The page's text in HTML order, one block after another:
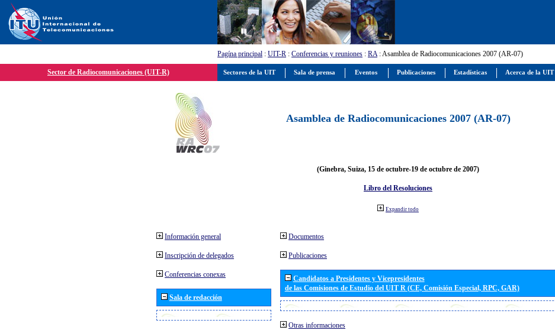
Pagína principal : UIT-R : Conferencias y reuniones : RA: Asamblea de Radiocomunicaciones 2007 (AR-07)
Sector de Radiocomunicaciones (UIT-R)
Asamblea de Radiocomunicaciones 2007 (AR-07)
(Ginebra, Suiza, 15 de octubre-19 de octubre de 2007)
Libro del Resoluciones
Expandir todo
Información general
Inscripción de delegados
Conferencias conexas
Sala de redacción
Documentos
Publicaciones
Candidatos a Presidentes y Vicepresidentes
de las Comisiones de Estudio del UIT R (CE, Comisión Especial, RPC, GAR)
Otras informaciones
Sectores de la UIT Sala de prensa Eventos Publicaciones Estadísticas Acerca de la UIT